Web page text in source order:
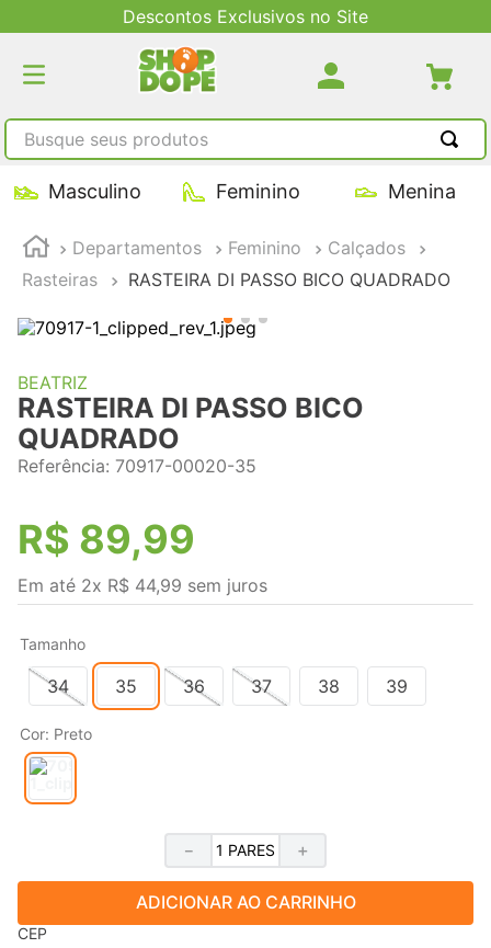
Descontos Exclusivos no Site
Busque seus produtos
Masculino Feminino Menina
Departamentos Feminino
Calçados
Rasteiras
RASTEIRA DI PASSO BICO QUADRADO
BEATRIZ
RASTEIRA DI PASSO BICO
QUADRADO
Referência: 70917-00020-35
R$ 89,99
Em até 2x R$ 44,99 sem juros
Tamanho
34 35 36 37 38 39
Cor: Preto
＋
－
ADICIONAR AO CARRINHO
CEP
TERMOS MAIS BUSCADOS
2
tenis feminino
4º
adidas